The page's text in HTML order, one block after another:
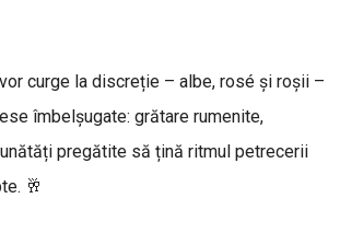
curge la discreție – albe, rosé și roșii –
îmbelșugate: grătare rumenite,
pregătite să țină ritmul petrecerii
🥂